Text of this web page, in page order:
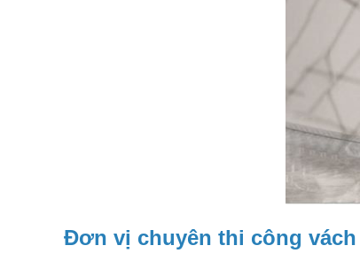
Đơn vị chuyên thi công